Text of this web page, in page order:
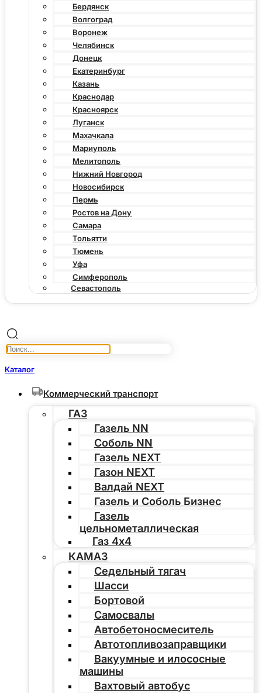
Бердянск
Волгоград
Воронеж
Челябинск
Донецк
Екатеринбург
Казань
Краснодар
Красноярск
Луганск
Махачкала
Мариуполь
Мелитополь
Нижний Новгород
Новосибирск
Пермь
Ростов на Дону
Самара
Тольятти
Тюмень
Уфа
Симферополь
Севастополь
Каталог
Коммерческий транспорт
ГАЗ
Газель NN
Соболь NN
Газель NEXT
Газон NEXT
Валдай NEXT
Газель и Соболь Бизнес
Газель
цельнометаллическая
Газ 4х4
КАМАЗ
Седельный тягач
Шасси
Бортовой
Самосвалы
Автобетоносмеситель
Автотопливозаправщики
Вакуумные и илососные
машины
Вахтовый автобус